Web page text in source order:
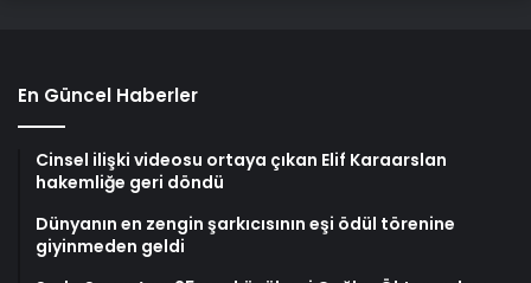
En Güncel Haberler
Cinsel ilişki videosu ortaya çıkan Elif Karaarslan
hakemliğe geri döndü
Dünyanın en zengin şarkıcısının eşi ödül törenine
giyinmeden geldi